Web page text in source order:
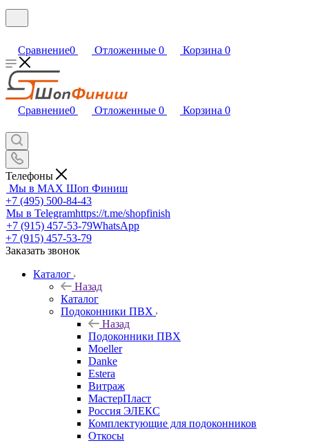
Сравнение0 Отложенные 0 Корзина 0
Сравнение0 Отложенные 0 Корзина 0
Телефоны
Мы в MAX Шоп Финиш
+7 (495) 500-84-43
Мы в Telegramhttps://t.me/shopfinish
+7 (915) 457-53-79WhatsApp
+7 (915) 457-53-79
Заказать звонок
Каталог
Назад
Каталог
Подоконники ПВХ
Назад
Подоконники ПВХ
Moeller
Danke
Estera
Витраж
МастерПласт
Россия ЭЛЕКС
Комплектующие для подоконников
Откосы